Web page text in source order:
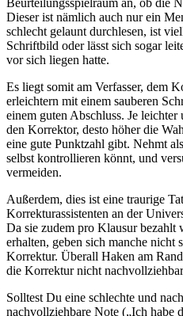
Beurteilungsspielraum an, ob die
Dieser ist nämlich auch nur ein
schlecht gelaunt durchlesen, ist
Schriftbild oder lässt sich sogar
vor sich liegen hatte.
Es liegt somit am Verfasser, dem
erleichtern mit einem sauberen
einem guten Abschluss. Je
den Korrektor, desto höher die
eine gute Punktzahl gibt. Nehmt
selbst kontrollieren könnt, und
vermeiden.
Außerdem, dies ist eine traurige
Korrekturassistenten an der
Da sie zudem pro Klausur bezahlt
erhalten, geben sich manche nicht
Korrektur. Überall Haken am
die Korrektur nicht
Solltest Du eine schlechte und
nachvollziehbare Note („Ich habe